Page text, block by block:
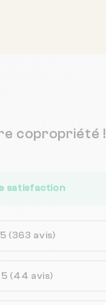
copropriété !
satisfaction
(363 avis)
(44 avis)